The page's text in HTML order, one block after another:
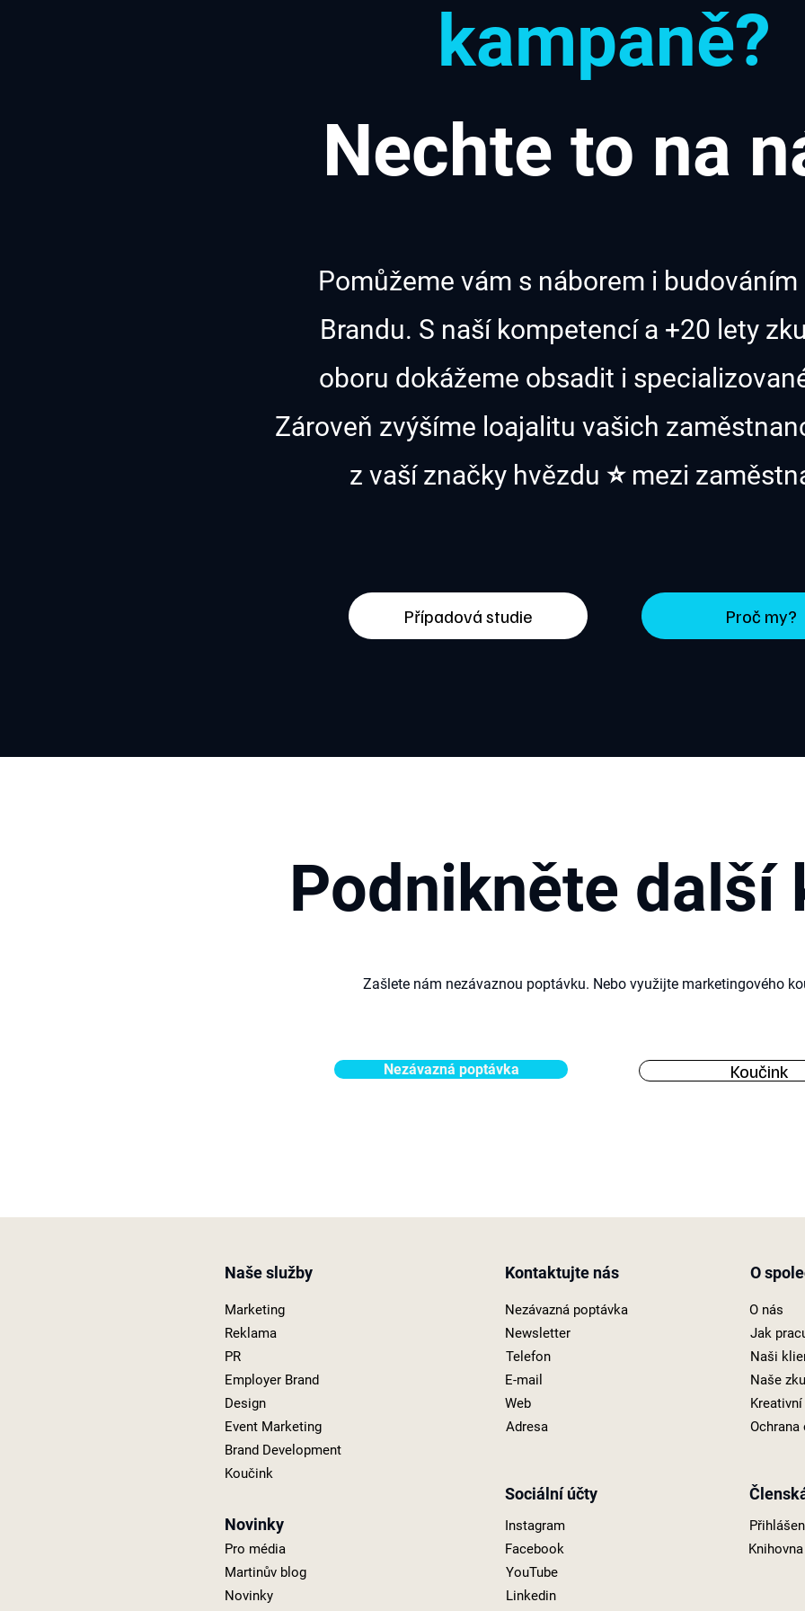
kampaně?
Nechte to na
Pomůžeme vám s náborem i budováním
Brandu. S naší kompetencí a +20 lety
oboru dokážeme obsadit i
Zároveň zvýšíme loajalitu vašich
z vaší značky hvězdu ⭐️ mezi
Případová studie Proč my?
Podnikněte další
Zašlete nám nezávaznou poptávku. Nebo využijte marketingového
Nezávazná poptávka Koučink
Naše služby
Marketing
Reklama
PR
Employer Brand
Design
Event Marketing
Kontaktujte nás
Nezávazná poptávka
Newsletter
Telefon
E-mail
Web
Adresa
O
O nás
Jak
Naši
Naše
Ochrana
Brand Development
Koučink
Novinky
Pro média
Martinův blog
Novinky
Sociální účty
Instagram
Facebook
Knihovna
YouTube
Linkedin